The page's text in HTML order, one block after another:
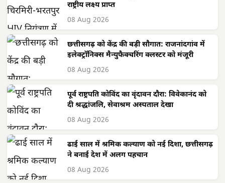
राष्ट्रीय लक्ष्य प्राप्त
08 Aug 2026
छत्तीसगढ़ को केंद्र की बड़ी सौगात: राजनांदगांव में
इलेक्ट्रॉनिक्स मैन्युफैक्चरिंग क्लस्टर को मंजूरी
08 Aug 2026
पूर्व राष्ट्रपति कोविंद का वृंदावन दौरा: विवेकानंद को
दी श्रद्धांजलि, सेवाश्रम अस्पताल देखा
08 Aug 2026
ढाई साल में श्रमिक कल्याण को नई दिशा, छत्तीसगढ़
ने बनाई देश में अलग पहचान
08 Aug 2026